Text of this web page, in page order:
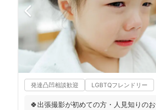
発達凸凹相談歓迎 LGBTQフレンドリー
🍀出張撮影が初めての方・人見知りの